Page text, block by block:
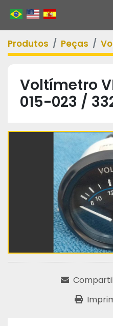
Produtos Peças
Voltímetro
015-023 /